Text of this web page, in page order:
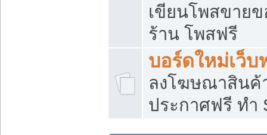
เขียนโพสขาย
ร้าน โพสฟรี
บอร์ดใหม่เว็บ
ลงโฆษณาสิน
ประกาศฟรี ทำ